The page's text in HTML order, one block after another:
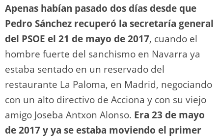
Apenas habían pasado dos días desde que
Pedro Sánchez recuperó la secretaría general
del PSOE el 21 de mayo de 2017, cuando el
hombre fuerte del sanchismo en Navarra ya
estaba sentado en un reservado del
restaurante La Paloma, en Madrid, negociando
con un alto directivo de Acciona y con su viejo
amigo Joseba Antxon Alonso. Era 23 de mayo
de 2017 y ya se estaba moviendo el primer